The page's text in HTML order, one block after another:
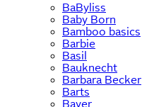
BaByliss
Baby Born
Bamboo basics
Barbie
Basil
Bauknecht
Barbara Becker
Barts
Bayer